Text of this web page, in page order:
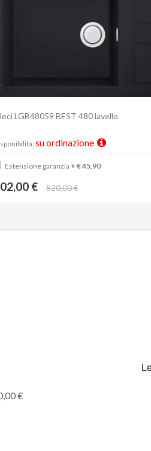
LGB48059 BEST 480 lavello
su ordinazione
Estensione garanzia + € 45,90
€ 520,00 €
€